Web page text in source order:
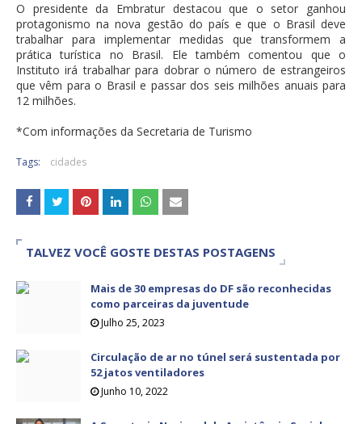
O presidente da Embratur destacou que o setor ganhou
protagonismo na nova gestão do país e que o Brasil deve
trabalhar para implementar medidas que transformem a
prática turística no Brasil. Ele também comentou que o
Instituto irá trabalhar para dobrar o número de estrangeiros
que vêm para o Brasil e passar dos seis milhões anuais para
12 milhões.
*Com informações da Secretaria de Turismo
Tags: cidades
TALVEZ VOCÊ GOSTE DESTAS POSTAGENS
Mais de 30 empresas do DF são reconhecidas
como parceiras da juventude
Julho 25, 2023
Circulação de ar no túnel será sustentada por
52 jatos ventiladores
Junho 10, 2022